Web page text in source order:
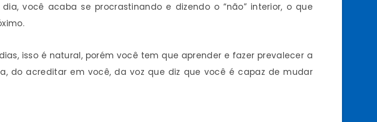
você acaba se procrastinando e dizendo o “não” interior, o que
isso é natural, porém você tem que aprender e fazer prevalecer a
do acreditar em você, da voz que diz que você é capaz de mudar